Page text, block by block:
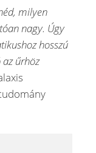
milyen
nagy. Úgy
hosszú
az űrhöz